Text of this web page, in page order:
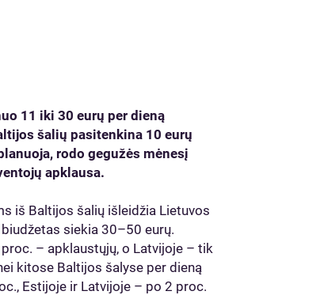
11 iki 30 eurų per dieną
šalių pasitenkina 10 eurų
rodo gegužės mėnesį
apklausa.
iš Baltijos šalių išleidžia Lietuvos
siekia 30–50 eurų.
– apklaustųjų, o Latvijoje – tik
kitose Baltijos šalyse per dieną
Estijoje ir Latvijoje – po 2 proc.